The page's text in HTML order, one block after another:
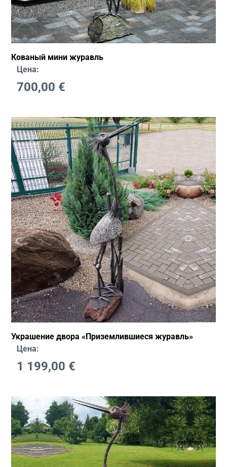
Кованый мини журавль
Цена:
700,00 €
Украшение двора «Приземлившиеся журавль»
Цена:
1 199,00 €